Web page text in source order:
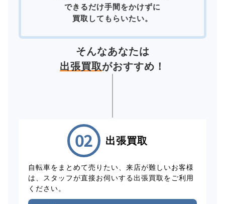
できるだけ手間をかけずに
買取してもらいたい。
そんなあなたは
出張買取がおすすめ！
出張買取
自転車をまとめて売りたい、来店が難しいお客様
は、スタッフが直接お伺いする出張買取をご利用
ください。